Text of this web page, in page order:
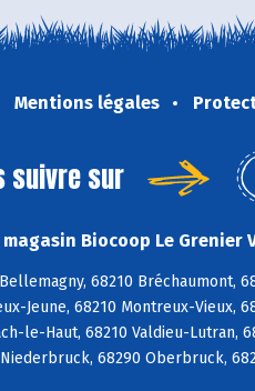
Mentions légales
suivre sur
Biocoop Le Grenier
68210 Bréchaumont,
Jeune, 68210 Montreux-Vieux,
le-Haut, 68210 Valdieu-Lutran,
68290 Oberbruck,